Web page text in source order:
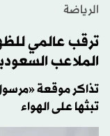
الرياضة
ترقب عالمي
الملاعب
تذاكر موقعة
تبثها على الهواء